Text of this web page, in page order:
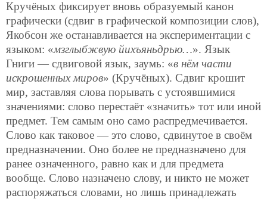
Кручёных фиксирует вновь образуемый канон
графически (сдвиг в графической композиции слов),
Якобсон же останавливается на экспериментации с
языком: «мзглыбжвую йихъяньдрью…». Язык
Гниги — сдвиговой язык, заумь: «в нём части
искрошенных миров» (Кручёных). Сдвиг крошит
мир, заставляя слова порывать с устоявшимися
значениями: слово перестаёт «значить» тот или иной
предмет. Тем самым оно само распредмечивается.
Слово как таковое — это слово, сдвинутое в своём
предназначении. Оно более не предназначено для
ранее означенного, равно как и для предмета
вообще. Слово назначено слову, и никто не может
распоряжаться словами, но лишь принадлежать